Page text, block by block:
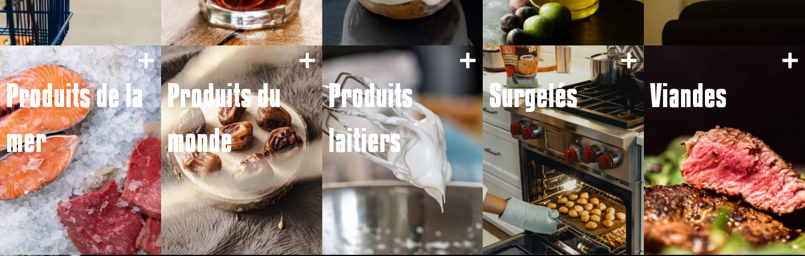
Produits de la
mer
Produits du
monde
Produits
laitiers
Surgelés Viandes